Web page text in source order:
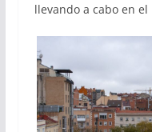
llevando a cabo en